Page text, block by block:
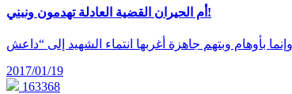
أم الحيران القضية العادلة تهدمون ونبني!
2017/01/19
163368